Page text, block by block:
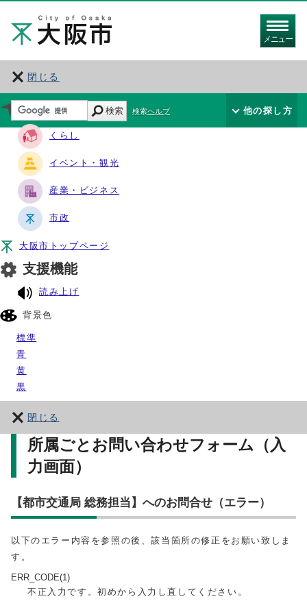
メニュー
閉じる
サイト・ナビ
くらし
イベント・観光
産業・ビジネス
市政
大阪市トップページ
支援機能
読み上げ
背景色
標準
青
黄
黒
閉じる
検索 検索ヘルプ 他の探し方
所属ごとお問い合わせフォーム（入
力画面）
【都市交通局 総務担当】へのお問合せ（エラー）
以下のエラー内容を参照の後、該当箇所の修正をお願い致しま
す。
ERR_CODE(1)
不正入力です。初めから入力し直してください。